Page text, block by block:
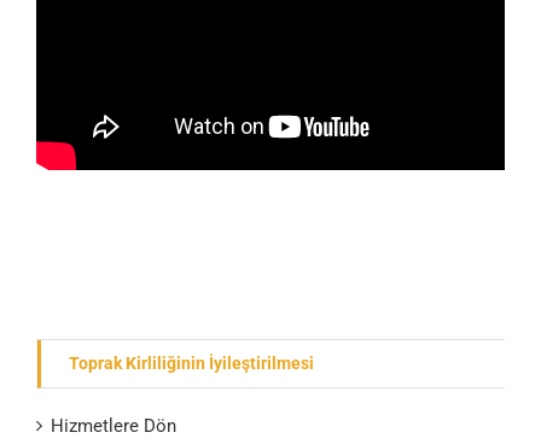
Toprak Kirliliğinin İyileştirilmesi
Hizmetlere Dön